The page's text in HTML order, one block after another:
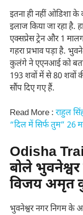
इतना ही नहीं ओडिशा
इलाज किया जा रहा है.
एक्सप्रेस ट्रेन और 1
गहरा प्रभाव पड़ा है.
कुलंगे ने एएनआई को
193 शवों में से 80 शवों
सौंप दिए गए हैं.
Read More : राहुल
“दिल में सिर्फ तुम” 26
Odisha
बोले
विजय अमृत
भुवनेश्वर नगर निगम